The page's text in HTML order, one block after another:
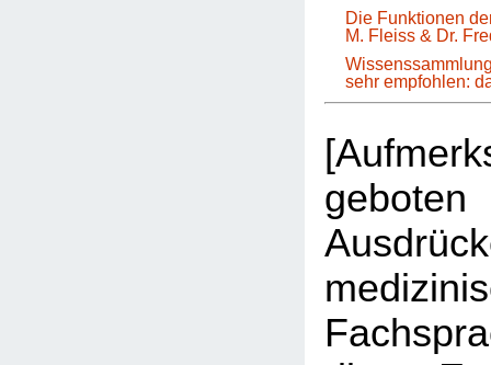
Die Funktionen
M. Fleiss & Dr.
sehr empfohlen: